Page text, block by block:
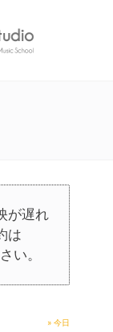
が遅れ
は
い。
» 今日